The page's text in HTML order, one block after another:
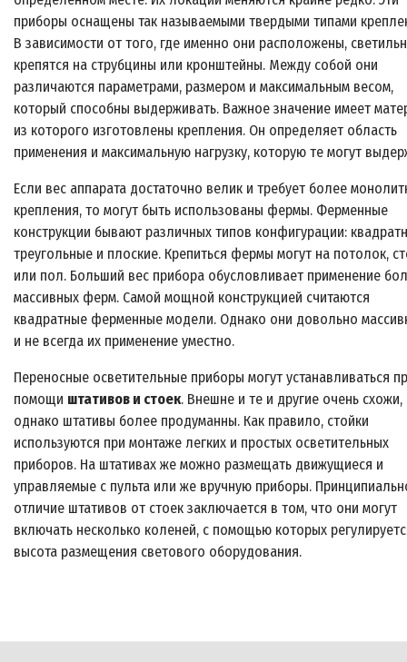
приборы оснащены так называемыми твердыми типами
В зависимости от того, где именно они расположены,
крепятся на струбцины или кронштейны. Между собой они
различаются параметрами, размером и максимальным весом,
который способны выдерживать. Важное значение имеет
из которого изготовлены крепления. Он определяет область
применения и максимальную нагрузку, которую те могут
Если вес аппарата достаточно велик и требует более
крепления, то могут быть использованы фермы. Ферменные
конструкции бывают различных типов конфигурации:
треугольные и плоские. Крепиться фермы могут на потолок,
или пол. Больший вес прибора обусловливает применение
массивных ферм. Самой мощной конструкцией считаются
квадратные ферменные модели. Однако они довольно
и не всегда их применение уместно.
Переносные осветительные приборы могут устанавливаться
помощи штативов и стоек. Внешне и те и другие очень схожи,
однако штативы более продуманны. Как правило, стойки
используются при монтаже легких и простых осветительных
приборов. На штативах же можно размещать движущиеся и
управляемые с пульта или же вручную приборы.
отличие штативов от стоек заключается в том, что они могут
включать несколько коленей, с помощью которых
высота размещения светового оборудования.